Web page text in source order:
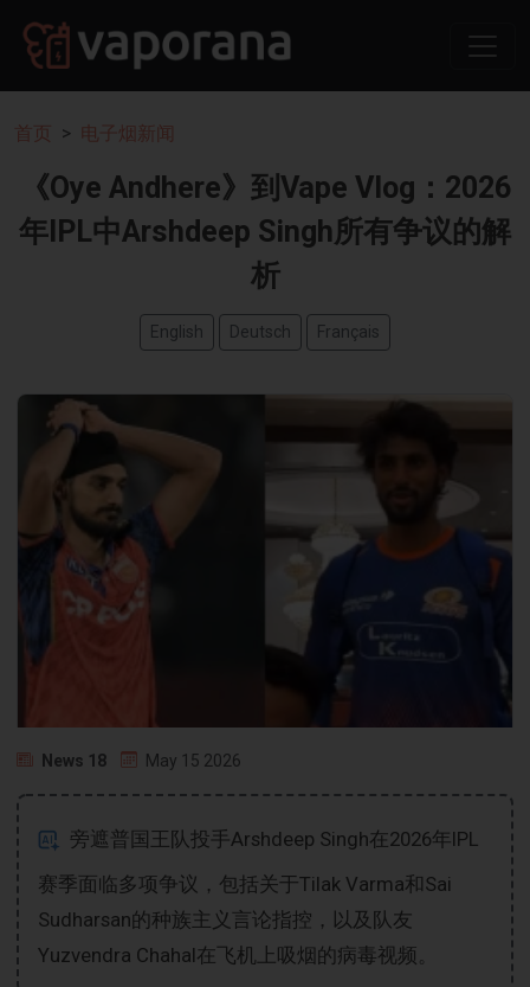
首页 电子烟新闻
《Oye Andhere》到Vape Vlog：2026
年IPL中Arshdeep Singh所有争议的解
析
English Deutsch Français
News 18 May 15 2026
旁遮普国王队投手Arshdeep Singh在2026年IPL
赛季面临多项争议，包括关于Tilak Varma和Sai
Sudharsan的种族主义言论指控，以及队友
Yuzvendra Chahal在飞机上吸烟的病毒视频。